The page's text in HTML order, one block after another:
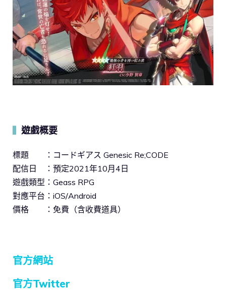
遊戲概要
標題 ：コードギアス Genesic Re;CODE
配信日 ：預定2021年10月4日
遊戲類型：Geass RPG
對應平台：iOS/Android
價格 ：免費（含收費道具）
官方網站
官方Twitter